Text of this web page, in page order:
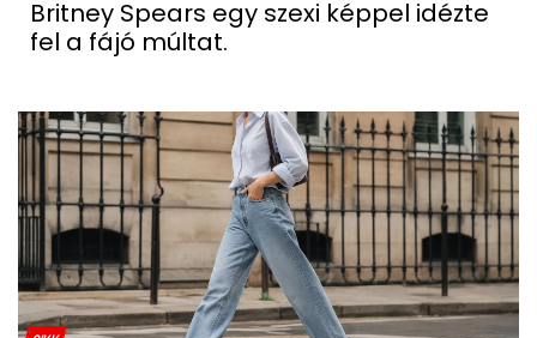
Britney Spears egy szexi képpel idézte
fel a fájó múltat.